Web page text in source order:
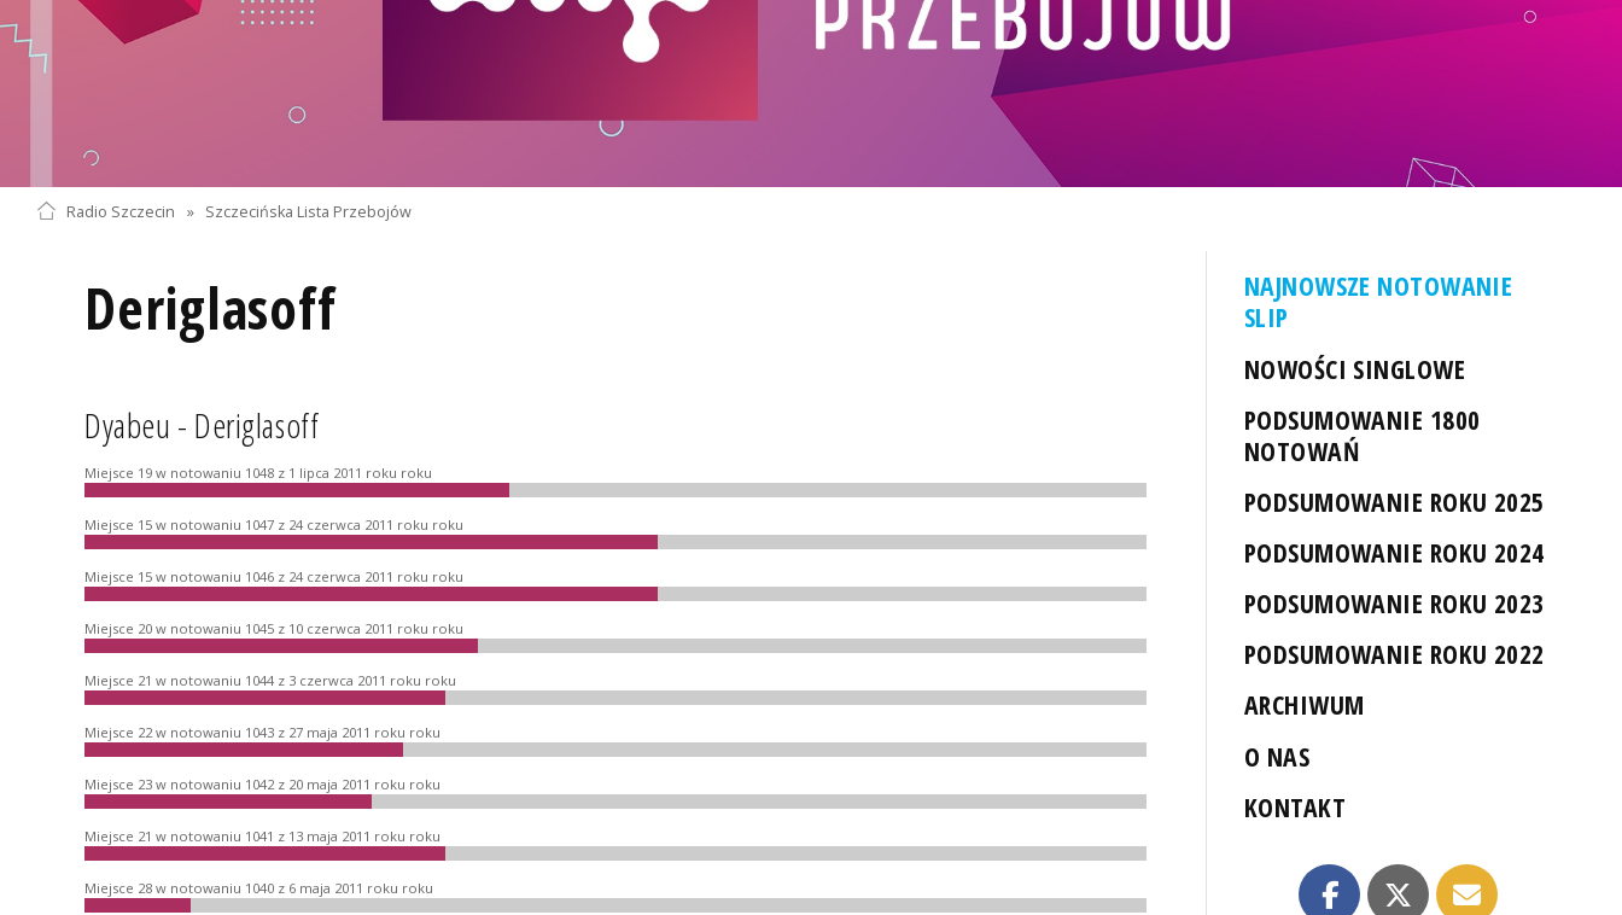
Radio Szczecin » Szczecińska Lista Przebojów
Deriglasoff
Dyabeu - Deriglasoff
Miejsce 19 w notowaniu 1048 z 1 lipca 2011 roku roku
Miejsce 15 w notowaniu 1047 z 24 czerwca 2011 roku roku
Miejsce 15 w notowaniu 1046 z 24 czerwca 2011 roku roku
Miejsce 20 w notowaniu 1045 z 10 czerwca 2011 roku roku
Miejsce 21 w notowaniu 1044 z 3 czerwca 2011 roku roku
Miejsce 22 w notowaniu 1043 z 27 maja 2011 roku roku
Miejsce 23 w notowaniu 1042 z 20 maja 2011 roku roku
Miejsce 21 w notowaniu 1041 z 13 maja 2011 roku roku
Miejsce 28 w notowaniu 1040 z 6 maja 2011 roku roku
NAJNOWSZE NOTOWANIE
SLIP
NOWOŚCI SINGLOWE
PODSUMOWANIE 1800
NOTOWAŃ
PODSUMOWANIE ROKU 2025
PODSUMOWANIE ROKU 2024
PODSUMOWANIE ROKU 2023
PODSUMOWANIE ROKU 2022
ARCHIWUM
O NAS
KONTAKT